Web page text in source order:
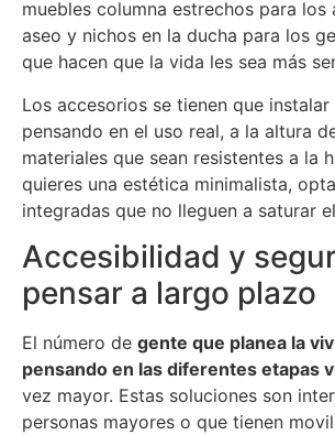
muebles columna estrechos para
aseo y nichos en la ducha para los
que hacen que la vida les sea más
Los accesorios se tienen que instalar
pensando en el uso real, a la altura
materiales que sean resistentes a la
quieres una estética minimalista,
integradas que no lleguen a saturar
Accesibilidad y
pensar a largo plazo
El número de gente que planea la
pensando en las diferentes etapas
vez mayor. Estas soluciones son
personas mayores o que tienen